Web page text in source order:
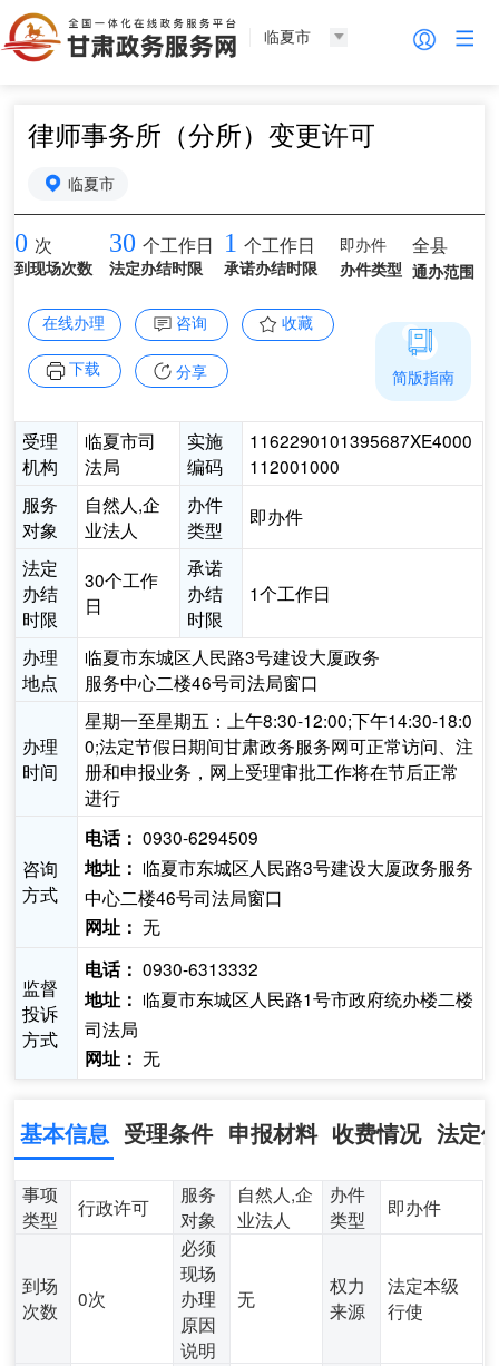
临夏市
律师事务所（分所）变更许可
临夏市
0 次
到现场次数
30 个工作日
法定办结时限
1 个工作日
承诺办结时限
即办件
办件类型
全县
通办范围
在线办理 咨询 收藏
下载 分享
受理
机构
临夏市司
法局
实施
编码
1162290101395687XE4000
112001000
服务
对象
自然人,企
业法人
办件
类型
即办件
法定
办结
时限
30个工作
日
承诺
办结
时限
1个工作日
办理
地点
临夏市东城区人民路3号建设大厦政务
服务中心二楼46号司法局窗口
办理
时间
星期一至星期五：上午8:30-12:00;下午14:30-18:0
0;法定节假日期间甘肃政务服务网可正常访问、注
册和申报业务，网上受理审批工作将在节后正常
进行
咨询
方式
电话： 0930-6294509
地址： 临夏市东城区人民路3号建设大厦政务服务
中心二楼46号司法局窗口
网址： 无
监督
投诉
方式
电话： 0930-6313332
地址： 临夏市东城区人民路1号市政府统办楼二楼
司法局
网址： 无
简版指南
基本信息 受理条件 申报材料 收费情况 法定
事项
类型
行政许可
服务
对象
自然人,企
业法人
办件
类型
即办件
到场
次数
0次
必须
现场
办理
原因
说明
无
权力
来源
法定本级
行使